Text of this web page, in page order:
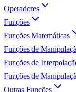
Operadores
Funções
Funções Matemáticas
Funções de
Funções de
Funções de
Outras Funções